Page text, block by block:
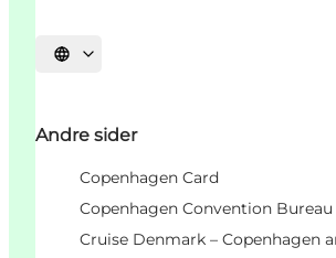
Vælg sprog
Andre sider
Copenhagen Card
Copenhagen Convention Bureau
Cruise Denmark – Copenhagen